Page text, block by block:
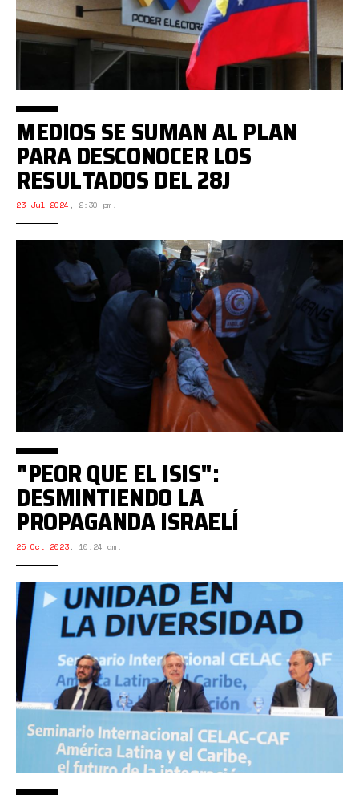
MEDIOS SE SUMAN AL PLAN
PARA DESCONOCER LOS
RESULTADOS DEL 28J
23 Jul 2024 , 2:30 pm.
"PEOR QUE EL ISIS":
DESMINTIENDO LA
PROPAGANDA ISRAELÍ
25 Oct 2023, 10:24 am.